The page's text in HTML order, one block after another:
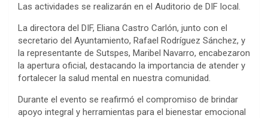
Las actividades se realizarán en el Auditorio de DIF local.
La directora del DIF, Eliana Castro Carlón, junto con el
secretario del Ayuntamiento, Rafael Rodríguez Sánchez, y
la representante de Sutspes, Maribel Navarro, encabezaron
la apertura oficial, destacando la importancia de atender y
fortalecer la salud mental en nuestra comunidad.
Durante el evento se reafirmó el compromiso de brindar
apoyo integral y herramientas para el bienestar emocional